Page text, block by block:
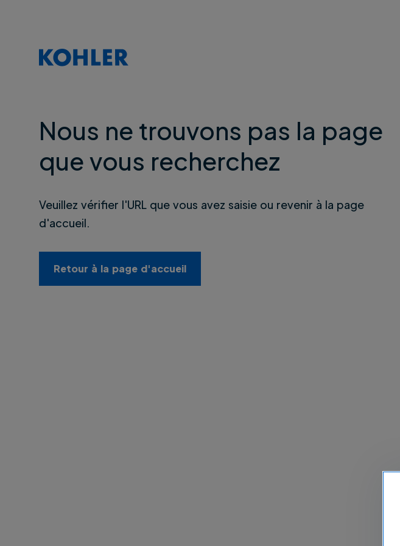
Nous ne trouvons pas la page
que vous recherchez
Veuillez vérifier l'URL que vous avez saisie ou revenir à la page
d'accueil.
Retour à la page d'accueil